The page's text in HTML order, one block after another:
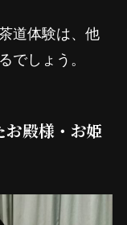
道体験は、他
でしょう。
お殿様・お姫